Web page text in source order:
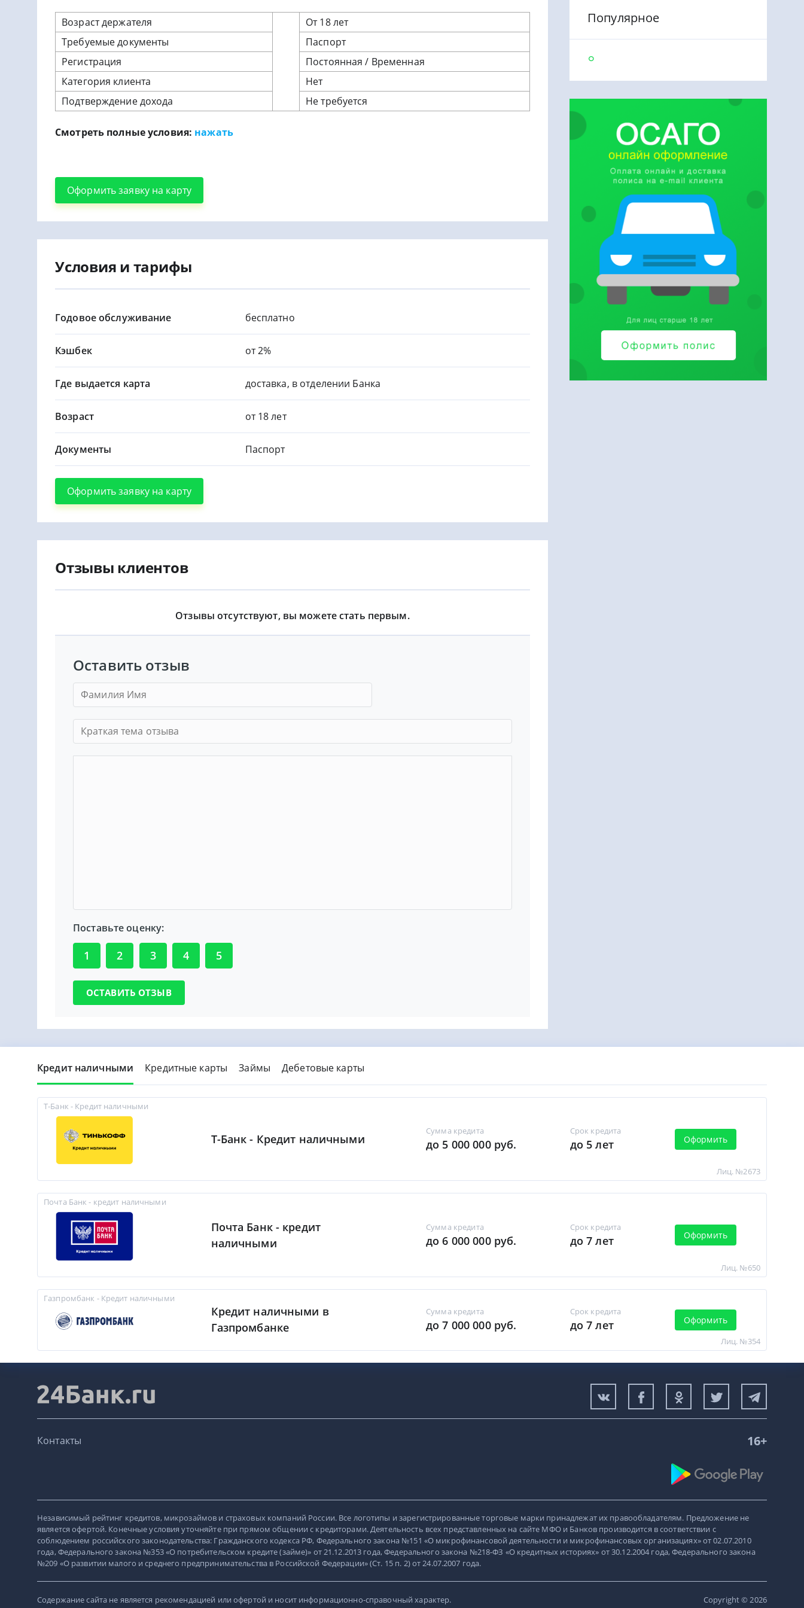
Возраст держателя
От 18 лет
Требуемые документы
Паспорт
Регистрация
Постоянная / Временная
Категория клиента
Нет
Подтверждение дохода
Не требуется
Смотреть полные условия: нажать
Оформить заявку на карту
Условия и тарифы
Годовое обслуживание бесплатно
Кэшбек от 2%
Где выдается карта доставка, в отделении Банка
Возраст от 18 лет
Документы Паспорт
Оформить заявку на карту
Отзывы клиентов
Отзывы отсутствуют, вы можете стать первым.
Оставить отзыв
Поставьте оценку:
1 2 3 4 5
Популярное
Кредит наличными Кредитные карты Займы Дебетовые карты
Т-Банк - Кредит наличными
Т-Банк - Кредит наличными
Сумма кредита
до 5 000 000 руб.
Срок кредита
до 5 лет Оформить
Лиц. №2673
Почта Банк - кредит наличными
Почта Банк - кредит
наличными
Сумма кредита
до 6 000 000 руб.
Срок кредита
до 7 лет Оформить
Лиц. №650
Газпромбанк - Кредит наличными
Кредит наличными в
Газпромбанке
Сумма кредита
до 7 000 000 руб.
Срок кредита
до 7 лет Оформить
Лиц. №354
Контакты 16+
Независимый рейтинг кредитов, микрозаймов и страховых компаний России. Все логотипы и зарегистрированные торговые марки принадлежат их правообладателям. Предложение не
является офертой. Конечные условия уточняйте при прямом общении с кредиторами. Деятельность всех представленных на сайте МФО и Банков производится в соответствии с
соблюдением российского законодательства: Гражданского кодекса РФ, Федерального закона №151 «О микрофинансовой деятельности и микрофинансовых организациях» от 02.07.2010
года, Федерального закона №353 «О потребительском кредите (займе)» от 21.12.2013 года, Федерального закона №218-ФЗ «О кредитных историях» от 30.12.2004 года, Федерального закона
№209 «О развитии малого и среднего предпринимательства в Российской Федерации» (Ст. 15 п. 2) от 24.07.2007 года.
Содержание сайта не является рекомендацией или офертой и носит информационно-справочный характер. Copyright © 2026